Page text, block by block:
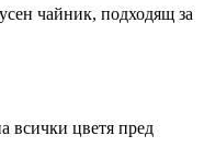
чайник, подходящ за
всички цветя пред